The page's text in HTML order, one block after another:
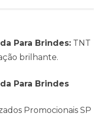
Para Brindes: TNT
brilhante.
Para Brindes
Promocionais SP